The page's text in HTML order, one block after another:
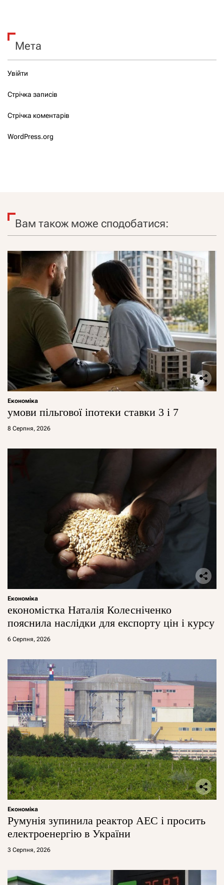
Мета
Увійти
Стрічка записів
Стрічка коментарів
WordPress.org
Вам також може сподобатися:
Економіка
умови пільгової іпотеки ставки 3 і 7
8 Серпня, 2026
Економіка
економістка Наталія Колесніченко
пояснила наслідки для експорту цін і курсу
6 Серпня, 2026
Економіка
Румунія зупинила реактор АЕС і просить
електроенергію в України
3 Серпня, 2026